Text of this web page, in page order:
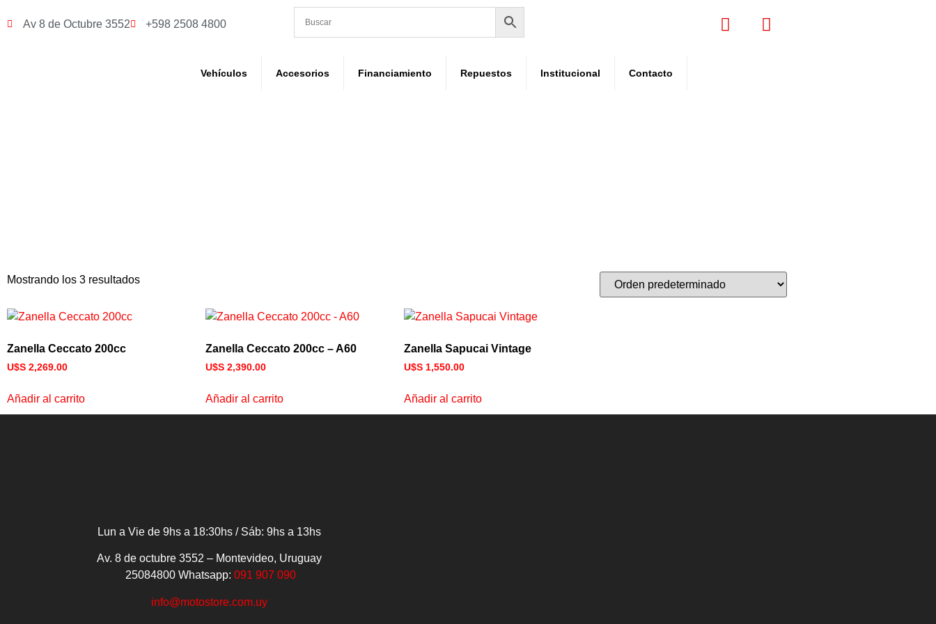
Av 8 de Octubre 3552 +598 2508 4800
Vehículos Accesorios Financiamiento Repuestos Institucional Contacto
Mostrando los 3 resultados
Zanella Ceccato 200cc
U$S 2,269.00
Añadir al carrito
Zanella Ceccato 200cc – A60
U$S 2,390.00
Añadir al carrito
Zanella Sapucai Vintage
U$S 1,550.00
Añadir al carrito
Lun a Vie de 9hs a 18:30hs / Sáb: 9hs a 13hs
Av. 8 de octubre 3552 – Montevideo, Uruguay
25084800Whatsapp: 091 907 090
info@motostore.com.uy